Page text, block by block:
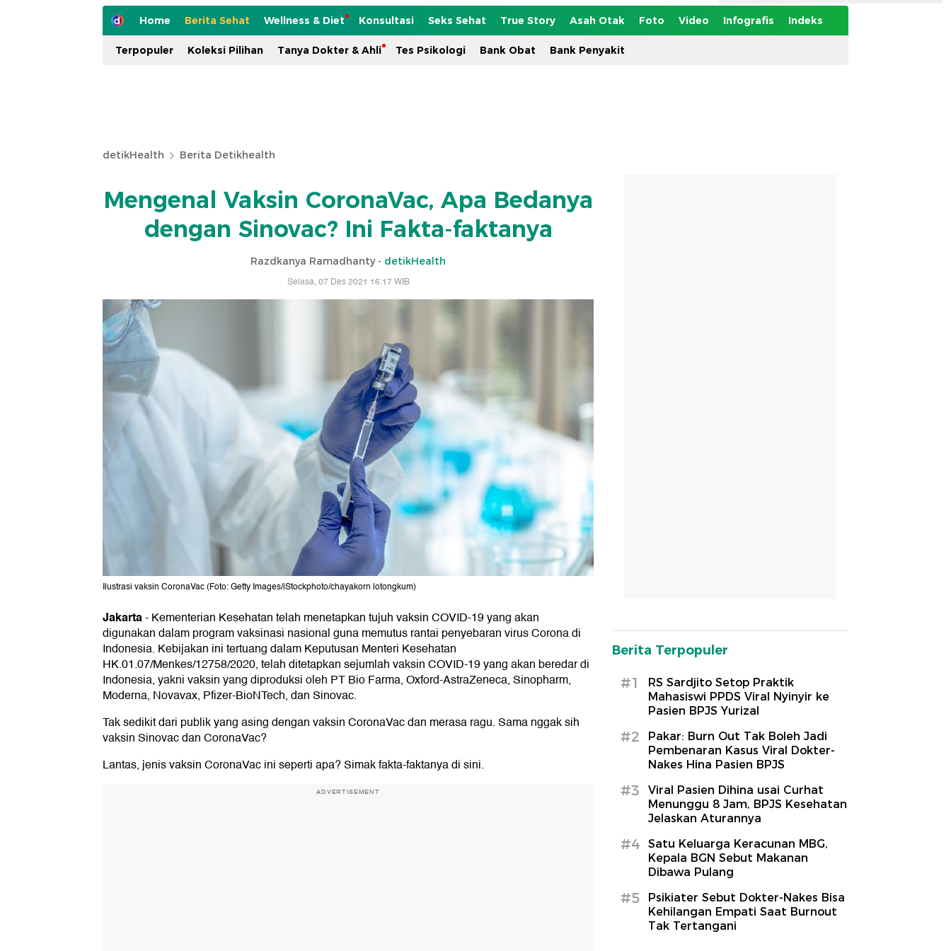
Home Berita Sehat Wellness & Diet Konsultasi Seks Sehat True Story Asah Otak Foto Video Infografis Indeks
Terpopuler Koleksi Pilihan Tanya Dokter & Ahli Tes Psikologi Bank Obat Bank Penyakit
detikHealth Berita Detikhealth
Mengenal Vaksin CoronaVac, Apa Bedanya
dengan Sinovac? Ini Fakta-faktanya
Razdkanya Ramadhanty - detikHealth
Selasa, 07 Des 2021 16:17 WIB
Ilustrasi vaksin CoronaVac (Foto: Getty Images/iStockphoto/chayakorn lotongkum)
Jakarta-Kementerian Kesehatan telah menetapkan tujuh vaksin COVID-19 yang akan
digunakan dalam program vaksinasi nasional guna memutus rantai penyebaran virus Corona di
Indonesia. Kebijakan ini tertuang dalam Keputusan Menteri Kesehatan
HK.01.07/Menkes/12758/2020, telah ditetapkan sejumlah vaksin COVID-19 yang akan beredar di
Indonesia, yakni vaksin yang diproduksi oleh PT Bio Farma, Oxford-AstraZeneca, Sinopharm,
Moderna, Novavax, Pfizer-BioNTech, dan Sinovac.
Tak sedikit dari publik yang asing dengan vaksin CoronaVac dan merasa ragu. Sama nggak sih
vaksin Sinovac dan CoronaVac?
Lantas, jenis vaksin CoronaVac ini seperti apa? Simak fakta-faktanya di sini.
ADVERTISEMENT
Berita Terpopuler
#1
RS Sardjito Setop Praktik
Mahasiswi PPDS Viral Nyinyir ke
Pasien BPJS Yurizal
#2
Pakar: Burn Out Tak Boleh Jadi
Pembenaran Kasus Viral Dokter-
Nakes Hina Pasien BPJS
#3
Viral Pasien Dihina usai Curhat
Menunggu 8 Jam, BPJS Kesehatan
Jelaskan Aturannya
#4
Satu Keluarga Keracunan MBG,
Kepala BGN Sebut Makanan
Dibawa Pulang
#5
Psikiater Sebut Dokter-Nakes Bisa
Kehilangan Empati Saat Burnout
Tak Tertangani